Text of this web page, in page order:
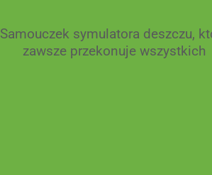
Samouczek symulatora deszczu,
zawsze przekonuje wszystkich